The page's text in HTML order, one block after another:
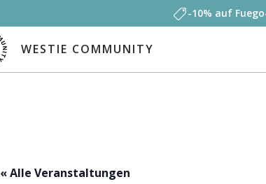
-10% auf
WESTIE COMMUNITY
« Alle Veranstaltungen